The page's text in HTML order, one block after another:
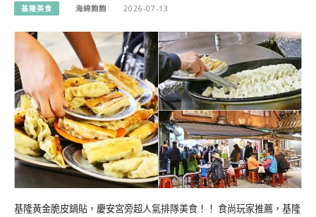
基隆美食 海綿飽飽 2026-07-13
基隆黃金脆皮鍋貼，慶安宮旁超人氣排隊美食！！ 食尚玩家推薦，基隆